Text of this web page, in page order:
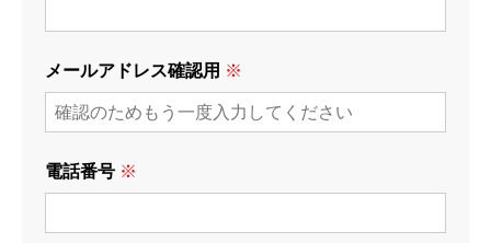
メールアドレス確認用 ※
電話番号 ※